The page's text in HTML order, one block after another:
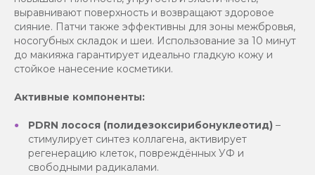
выравнивают поверхность и возвращают здоровое
сияние. Патчи также эффективны для зоны межбровья,
носогубных складок и шеи. Использование за 10 минут
до макияжа гарантирует идеально гладкую кожу и
стойкое нанесение косметики.
Активные компоненты:
PDRN лосося (полидезоксирибонуклеотид) –
стимулирует синтез коллагена, активирует
регенерацию клеток, повреждённых УФ и
свободными радикалами.